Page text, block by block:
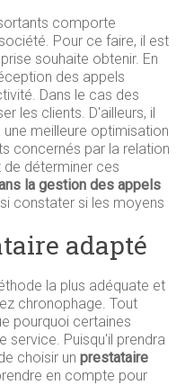
comporte
Pour ce faire, il est
souhaite obtenir. En
des appels
Dans le cas des
les clients. D'ailleurs, il
meilleure optimisation
concernés par la relation
déterminer ces
la gestion des appels
constater si les moyens
adapté
la plus adéquate et
chronophage. Tout
pourquoi certaines
Puisqu'il prendra
choisir un prestataire
en compte pour